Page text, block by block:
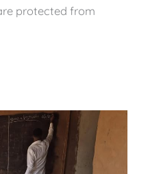
g
S
protected from